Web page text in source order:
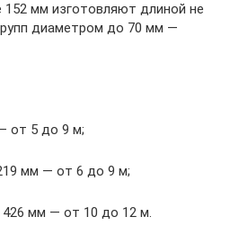
мм изготовляют длиной не
диаметром до 70 мм —
от 5 до 9 м;
мм — от 6 до 9 м;
мм — от 10 до 12 м.